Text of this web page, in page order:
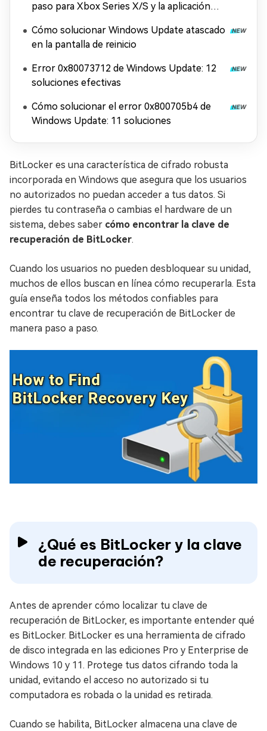
paso para Xbox Series X/S y la aplicación
Cómo solucionar Windows Update atascado
en la pantalla de reinicio
Error 0x80073712 de Windows Update: 12
soluciones efectivas
Cómo solucionar el error 0x800705b4 de
Windows Update: 11 soluciones
BitLocker es una característica de cifrado robusta
incorporada en Windows que asegura que los usuarios
no autorizados no puedan acceder a tus datos. Si
pierdes tu contraseña o cambias el hardware de un
sistema, debes saber cómo encontrar la clave de
recuperación de BitLocker.
Cuando los usuarios no pueden desbloquear su unidad,
muchos de ellos buscan en línea cómo recuperarla. Esta
guía enseña todos los métodos confiables para
encontrar tu clave de recuperación de BitLocker de
manera paso a paso.
¿Qué es BitLocker y la clave
de recuperación?
Antes de aprender cómo localizar tu clave de
recuperación de BitLocker, es importante entender qué
es BitLocker. BitLocker es una herramienta de cifrado
de disco integrada en las ediciones Pro y Enterprise de
Windows 10 y 11. Protege tus datos cifrando toda la
unidad, evitando el acceso no autorizado si tu
computadora es robada o la unidad es retirada.
Cuando se habilita, BitLocker almacena una clave de